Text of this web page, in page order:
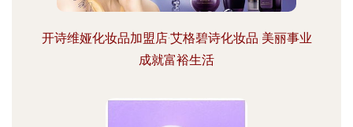
开诗维娅化妆品加盟店·艾格碧诗化妆品 美丽事业
成就富裕生活